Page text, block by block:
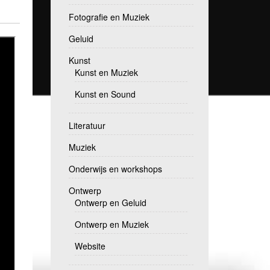
Fotografie en Muziek
Geluid
Kunst
Kunst en Muziek
Kunst en Sound
Literatuur
Muziek
Onderwijs en workshops
Ontwerp
Ontwerp en Geluid
Ontwerp en Muziek
Website